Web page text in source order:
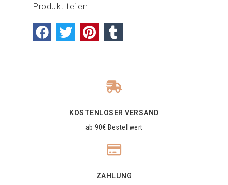
Produkt teilen:
KOSTENLOSER VERSAND
ab 90€ Bestellwert
ZAHLUNG